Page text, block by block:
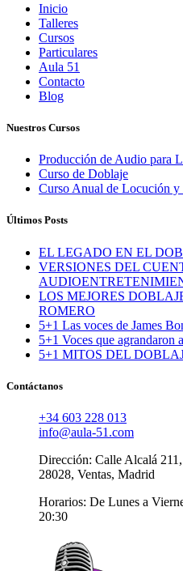
Inicio
Talleres
Cursos
Particulares
Aula 51
Contacto
Blog
Nuestros Cursos
Producción de Audio para
Curso de Doblaje
Curso Anual de Locución
Últimos Posts
EL LEGADO EN EL
VERSIONES DEL
LOS MEJORES
ROMERO
5+1 Las voces de James
5+1 Voces que agrandaron
5+1 MITOS DEL
Contáctanos
+34 603 228 013
info@aula-51.com
Dirección: Calle Alcalá
28028, Ventas, Madrid
Horarios: De Lunes a
20:30